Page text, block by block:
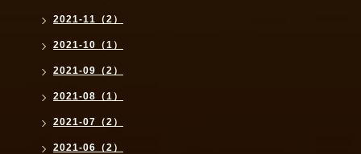
2021-11（2）
2021-10（1）
2021-09（2）
2021-08（1）
2021-07（2）
2021-06（2）